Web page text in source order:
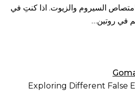
السيروم والزيوت. اذا كنتِ في
في روتين…